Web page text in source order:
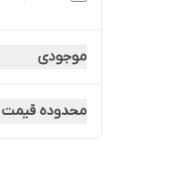
موجودی
محدوده قیمت